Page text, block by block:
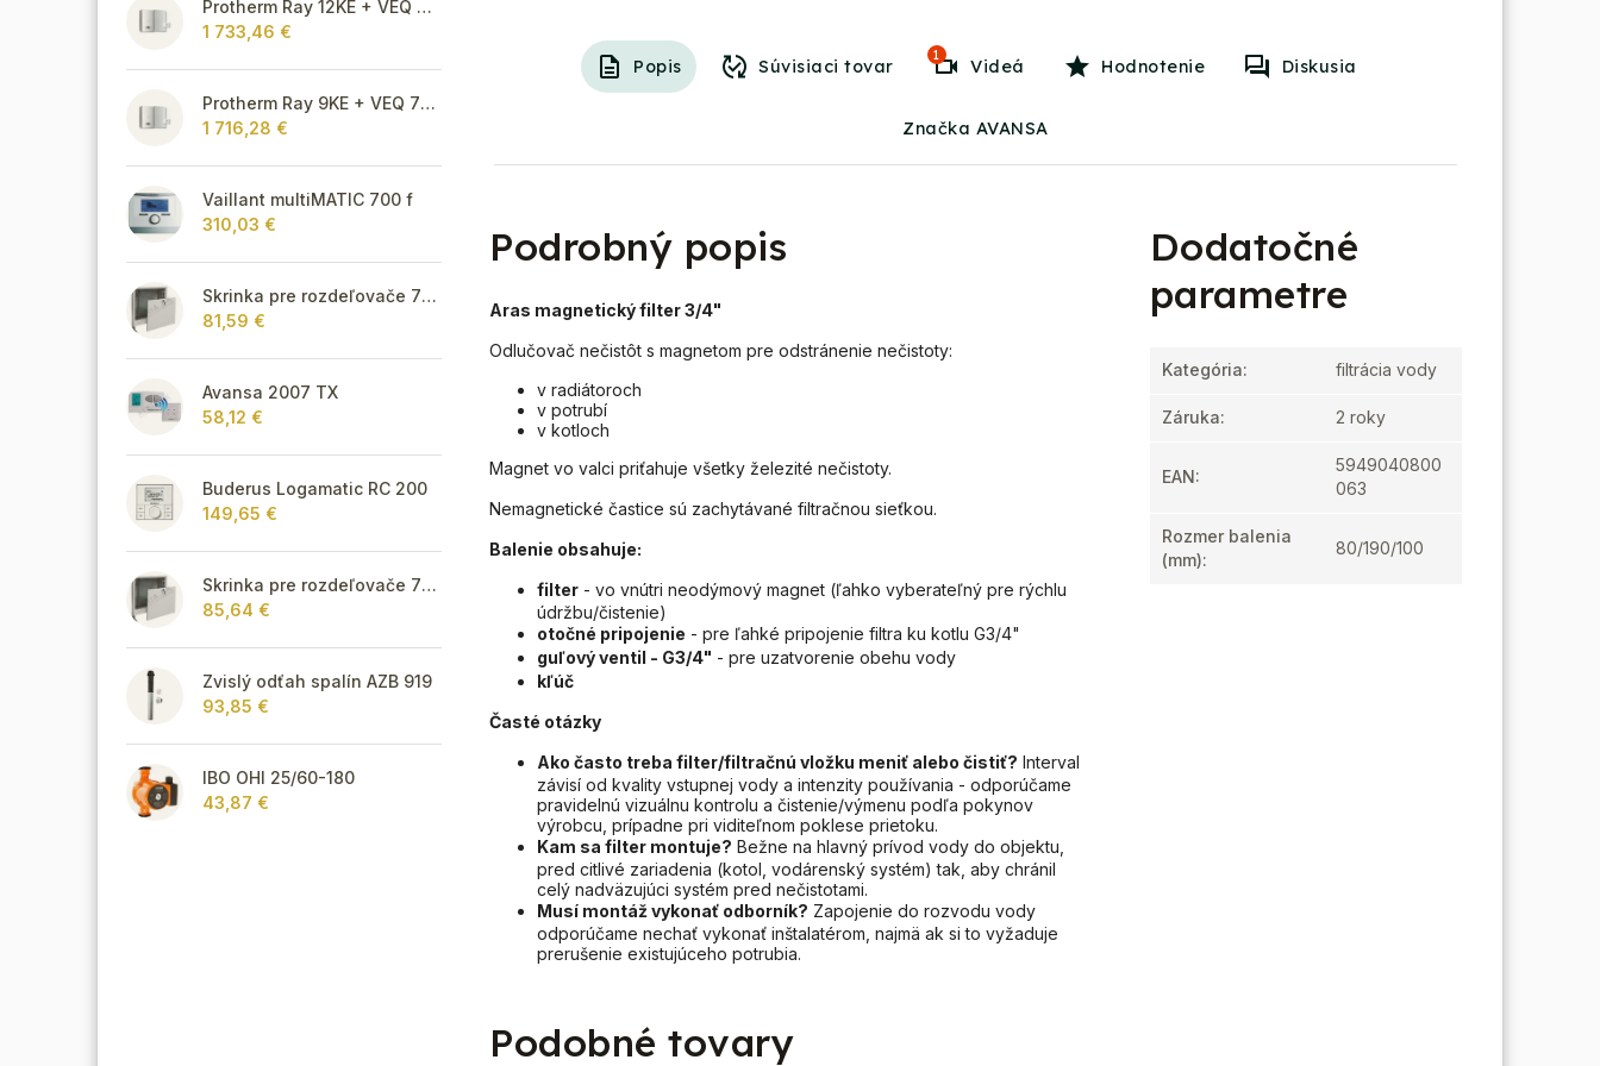
Protherm Ray 12KE + VEQ 75 + Thermolink P
1 733,46 €
Protherm Ray 9KE + VEQ 75 + Thermolink P
1 716,28 €
Vaillant multiMATIC 700 f
310,03 €
Skrinka pre rozdeľovače 715 mm - podomietková
81,59 €
Avansa 2007 TX
58,12 €
Buderus Logamatic RC 200
149,65 €
Skrinka pre rozdeľovače 795 mm - podomietková
85,64 €
Zvislý odťah spalín AZB 919
93,85 €
IBO OHI 25/60-180
43,87 €
Popis Súvisiaci tovar
1
Videá Hodnotenie Diskusia
Značka AVANSA
Podrobný popis
Aras magnetický filter 3/4"
Odlučovač nečistôt s magnetom pre odstránenie nečistoty:
v radiátoroch
v potrubí
v kotloch
Magnet vo valci priťahuje všetky železité nečistoty.
Nemagnetické častice sú zachytávané filtračnou sieťkou.
Balenie obsahuje:
filter - vo vnútri neodýmový magnet (ľahko vyberateľný pre rýchlu
údržbu/čistenie)
otočné pripojenie - pre ľahké pripojenie filtra ku kotlu G3/4"
guľový ventil - G3/4" - pre uzatvorenie obehu vody
kľúč
Časté otázky
Ako často treba filter/filtračnú vložku meniť alebo čistiť? Interval
závisí od kvality vstupnej vody a intenzity používania - odporúčame
pravidelnú vizuálnu kontrolu a čistenie/výmenu podľa pokynov
výrobcu, prípadne pri viditeľnom poklese prietoku.
Kam sa filter montuje? Bežne na hlavný prívod vody do objektu,
pred citlivé zariadenia (kotol, vodárenský systém) tak, aby chránil
celý nadväzujúci systém pred nečistotami.
Musí montáž vykonať odborník? Zapojenie do rozvodu vody
odporúčame nechať vykonať inštalatérom, najmä ak si to vyžaduje
prerušenie existujúceho potrubia.
Dodatočné
parametre
Kategória: filtrácia vody
Záruka: 2 roky
EAN:
5949040800
063
Rozmer balenia
(mm):
80/190/100
Podobné tovary